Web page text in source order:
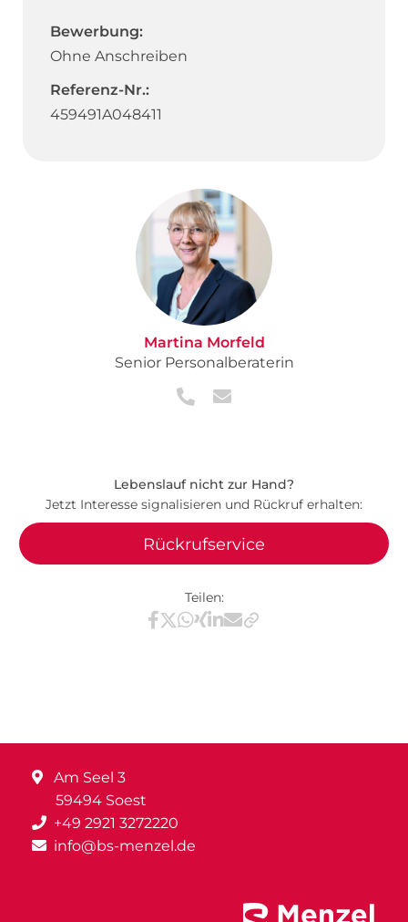
Bewerbung:
Ohne Anschreiben
Referenz-Nr.:
459491A048411
Martina Morfeld
Senior Personalberaterin
Lebenslauf nicht zur Hand?
Jetzt Interesse signalisieren und Rückruf erhalten:
Rückrufservice
Teilen:
Teilen via Facebook
Teilen via X / Twitter
Teilen via WhatsApp
Teilen via Xing
Teilen via LinkedIn
Teilen via E-Mail
Am Seel 3
59494 Soest
+49 2921 3272220
info@bs-menzel.de